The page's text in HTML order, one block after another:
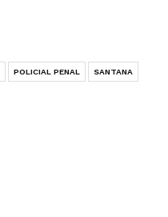
POLICIAL PENAL SANTANA